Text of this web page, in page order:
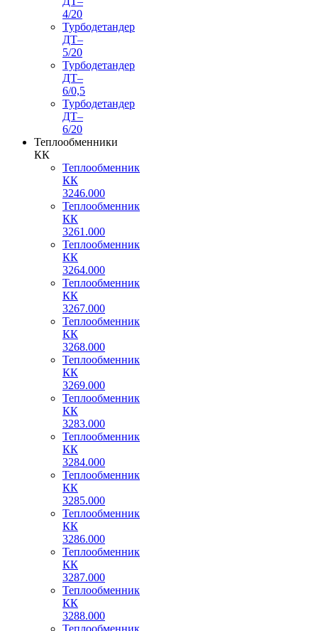
4/20
Турбодетандер
ДТ–
5/20
Турбодетандер
ДТ–
6/0,5
Турбодетандер
ДТ–
6/20
Теплообменники
КК
Теплообменник
КК
3246.000
Теплообменник
КК
3261.000
Теплообменник
КК
3264.000
Теплообменник
КК
3267.000
Теплообменник
КК
3268.000
Теплообменник
КК
3269.000
Теплообменник
КК
3283.000
Теплообменник
КК
3284.000
Теплообменник
КК
3285.000
Теплообменник
КК
3286.000
Теплообменник
КК
3287.000
Теплообменник
КК
3288.000
Теплообменник